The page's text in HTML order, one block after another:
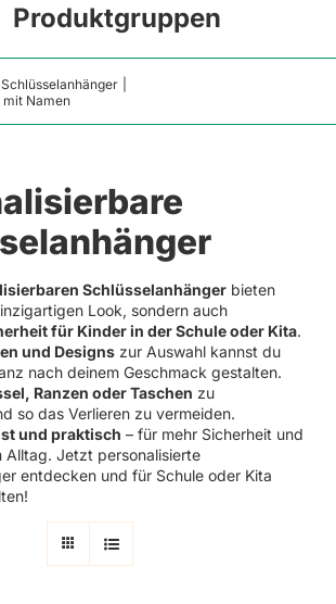
Produktgruppen
Schlüsselanhänger
mit Namen
Schlüsselanhänger bieten
Look, sondern auch
für Kinder in der Schule oder Kita.
und Designs zur Auswahl kannst du
nach deinem Geschmack gestalten.
Ranzen oder Taschen zu
so das Verlieren zu vermeiden.
und praktisch – für mehr Sicherheit und
Alltag. Jetzt personalisierte
entdecken und für Schule oder Kita